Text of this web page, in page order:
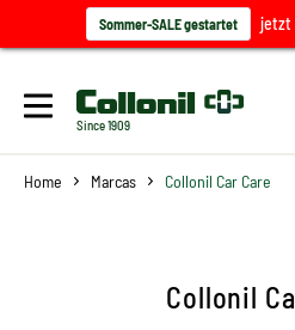
Sommer-SALE gestartet jetzt
Since 1909
Home Marcas Collonil Car Care
Collonil